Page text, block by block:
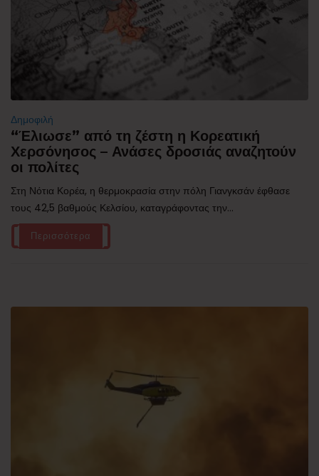
Δημοφιλή
“Έλιωσε” από τη ζέστη η Κορεατική
Χερσόνησος – Ανάσες δροσιάς αναζητούν
οι πολίτες
Στη Νότια Κορέα, η θερμοκρασία στην πόλη Γιανγκσάν έφθασε
τους 42,5 βαθμούς Κελσίου, καταγράφοντας την...
Περισσότερα